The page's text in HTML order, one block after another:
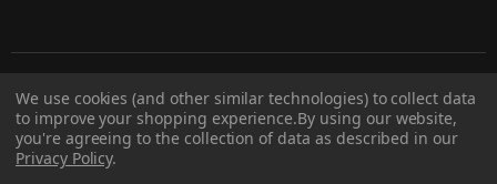
Politique de confidentialité
We use cookies (and other similar technologies) to collect data
to improve your shopping experience.By using our website,
you're agreeing to the collection of data as described in our
Privacy Policy.